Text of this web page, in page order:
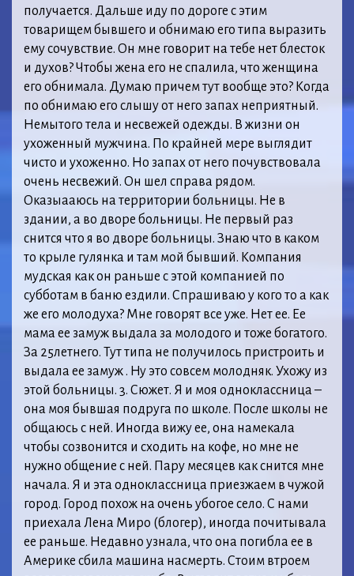
получается. Дальше иду по дороге с этим
товарищем бывшего и обнимаю его типа выразить
ему сочувствие. Он мне говорит на тебе нет блесток
и духов? Чтобы жена его не спалила, что женщина
его обнимала. Думаю причем тут вообще это? Когда
по обнимаю его слышу от него запах неприятный.
Немытого тела и несвежей одежды. В жизни он
ухоженный мужчина. По крайней мере выглядит
чисто и ухоженно. Но запах от него почувствовала
очень несвежий. Он шел справа рядом.
Оказыааюсь на территории больницы. Не в
здании, а во дворе больницы. Не первый раз
снится что я во дворе больницы. Знаю что в каком
то крыле гулянка и там мой бывший. Компания
мудская как он раньше с этой компанией по
субботам в баню ездили. Спрашиваю у кого то а как
же его молодуха? Мне говорят все уже. Нет ее. Ее
мама ее замуж выдала за молодого и тоже богатого.
За 25летнего. Тут типа не получилось пристроить и
выдала ее замуж . Ну это совсем молодняк. Ухожу из
этой больницы. 3. Сюжет. Я и моя одноклассница –
она моя бывшая подруга по школе. После школы не
общаюсь с ней. Иногда вижу ее, она намекала
чтобы созвонится и сходить на кофе, но мне не
нужно общение с ней. Пару месяцев как снится мне
начала. Я и эта одноклассница приезжаем в чужой
город. Город похож на очень убогое село. С нами
приехала Лена Миро (блогер), иногда почитывала
ее раньше. Недавно узнала, что она погибла ее в
Америке сбила машина насмерть. Стоим втроем